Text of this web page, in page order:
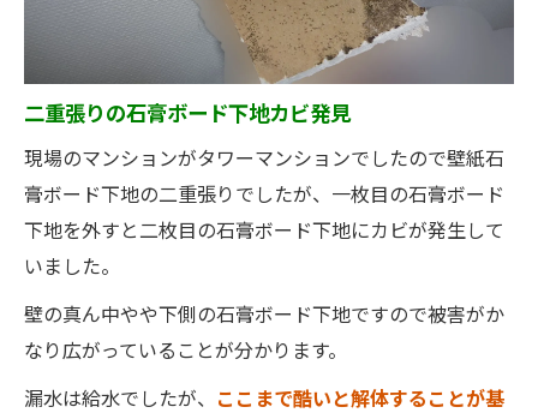
二重張りの石膏ボード下地カビ発見
現場のマンションがタワーマンションでしたので壁紙石
膏ボード下地の二重張りでしたが、一枚目の石膏ボード
下地を外すと二枚目の石膏ボード下地にカビが発生して
いました。
壁の真ん中やや下側の石膏ボード下地ですので被害がか
なり広がっていることが分かります。
漏水は給水でしたが、 ここまで酷いと解体することが基